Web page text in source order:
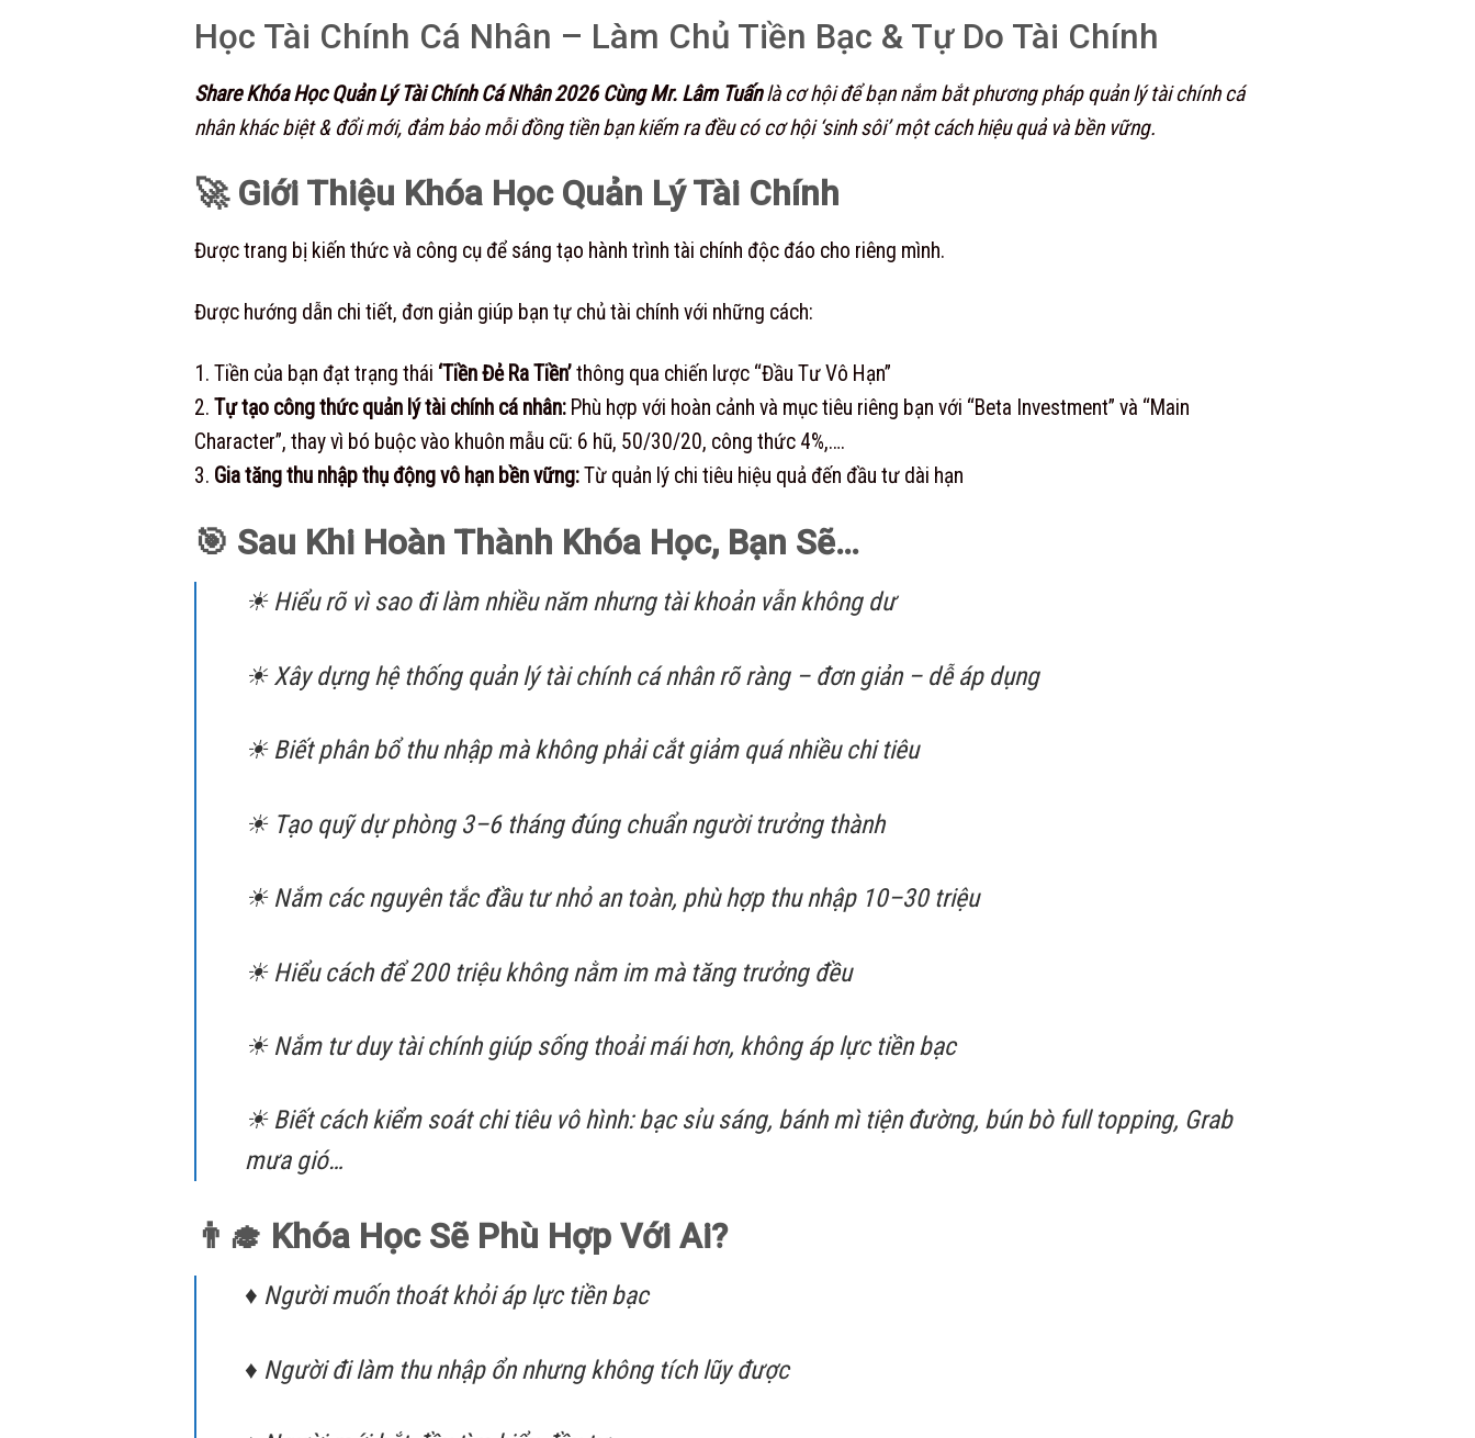
Học Tài Chính Cá Nhân – Làm Chủ Tiền Bạc & Tự Do Tài Chính
Share Khóa Học Quản Lý Tài Chính Cá Nhân 2026 Cùng Mr. Lâm Tuấnlà cơ hội để bạn nắm bắt phương pháp quản lý tài chính cá
nhân khác biệt & đổi mới, đảm bảo mỗi đồng tiền bạn kiếm ra đều có cơ hội ‘sinh sôi’ một cách hiệu quả và bền vững.
🚀 Giới Thiệu Khóa Học Quản Lý Tài Chính
Được trang bị kiến thức và công cụ để sáng tạo hành trình tài chính độc đáo cho riêng mình.
Được hướng dẫn chi tiết, đơn giản giúp bạn tự chủ tài chính với những cách:
1. Tiền của bạn đạt trạng thái ‘Tiền Đẻ Ra Tiền’thông qua chiến lược “Đầu Tư Vô Hạn”
2. Tự tạo công thức quản lý tài chính cá nhân: Phù hợp với hoàn cảnh và mục tiêu riêng bạn với “Beta Investment” và “Main
Character”, thay vì bó buộc vào khuôn mẫu cũ: 6 hũ, 50/30/20, công thức 4%,….
3. Gia tăng thu nhập thụ động vô hạn bền vững:Từ quản lý chi tiêu hiệu quả đến đầu tư dài hạn
🎯 Sau Khi Hoàn Thành Khóa Học, Bạn Sẽ…
☀ Hiểu rõ vì sao đi làm nhiều năm nhưng tài khoản vẫn không dư
☀ Xây dựng hệ thống quản lý tài chính cá nhân rõ ràng – đơn giản – dễ áp dụng
☀ Biết phân bổ thu nhập mà không phải cắt giảm quá nhiều chi tiêu
☀ Tạo quỹ dự phòng 3–6 tháng đúng chuẩn người trưởng thành
☀ Nắm các nguyên tắc đầu tư nhỏ an toàn, phù hợp thu nhập 10–30 triệu
☀ Hiểu cách để 200 triệu không nằm im mà tăng trưởng đều
☀ Nắm tư duy tài chính giúp sống thoải mái hơn, không áp lực tiền bạc
☀ Biết cách kiểm soát chi tiêu vô hình: bạc sỉu sáng, bánh mì tiện đường, bún bò full topping, Grab
mưa gió…
👨‍🎓 Khóa Học Sẽ Phù Hợp Với Ai?
♦ Người muốn thoát khỏi áp lực tiền bạc
♦ Người đi làm thu nhập ổn nhưng không tích lũy được